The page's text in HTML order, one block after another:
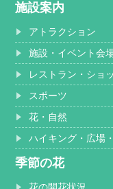
施設案内
アトラクション
施設・イベント会
レストラン・ショ
スポーツ
花・自然
ハイキング・広場
季節の花
花の開花状況